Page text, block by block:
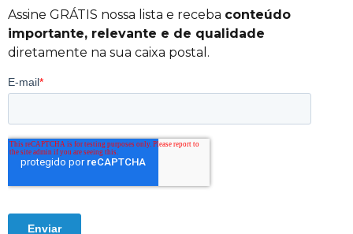
Assine GRÁTIS nossa lista e receba conteúdo
importante, relevante e de qualidade
diretamente na sua caixa postal.